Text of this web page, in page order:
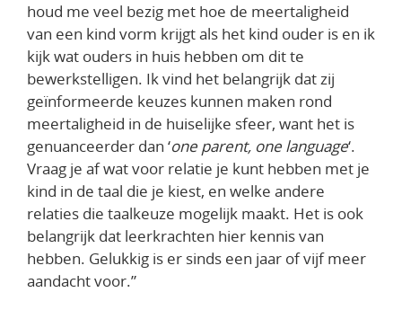
houd me veel bezig met hoe de meertaligheid
van een kind vorm krijgt als het kind ouder is en ik
kijk wat ouders in huis hebben om dit te
bewerkstelligen. Ik vind het belangrijk dat zij
geïnformeerde keuzes kunnen maken rond
meertaligheid in de huiselijke sfeer, want het is
genuanceerder dan ‘one parent, one language‘.
Vraag je af wat voor relatie je kunt hebben met je
kind in de taal die je kiest, en welke andere
relaties die taalkeuze mogelijk maakt. Het is ook
belangrijk dat leerkrachten hier kennis van
hebben. Gelukkig is er sinds een jaar of vijf meer
aandacht voor.”